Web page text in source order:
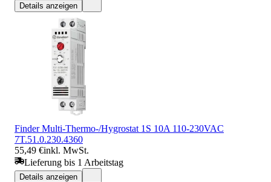
Details anzeigen
Finder Multi-Thermo-/Hygrostat 1S 10A 110-230VAC
7T.51.0.230.4360
55,49 €inkl. MwSt.
Lieferung bis 1 Arbeitstag
Details anzeigen